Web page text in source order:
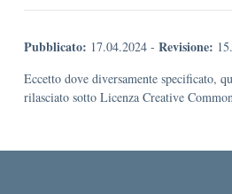
Pubblicato: 17.04.2024 - Revisione:
Eccetto dove diversamente specificato,
rilasciato sotto Licenza Creative